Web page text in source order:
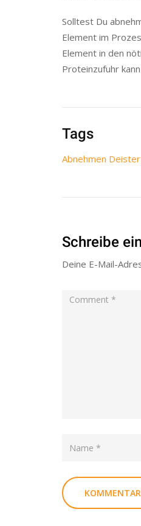
Solltest Du
Element im
Element in den
Proteinzufuhr
Tags
Abnehmen
Schreibe
Deine E-Mail-